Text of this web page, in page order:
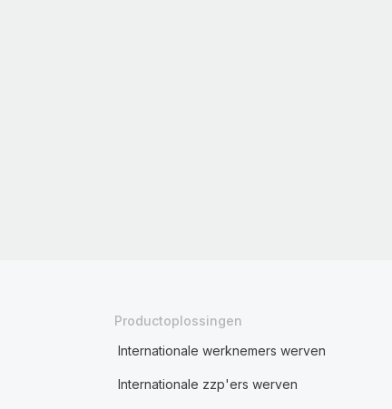
Productoplossingen
Internationale werknemers werven
Internationale zzp'ers werven